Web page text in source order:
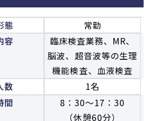
態
常勤
容
臨床検査業務、MR、
脳波、 超音波等の生理
機能検査、血液検査
数
1名
間
8：30〜17：30
（休憩60分）